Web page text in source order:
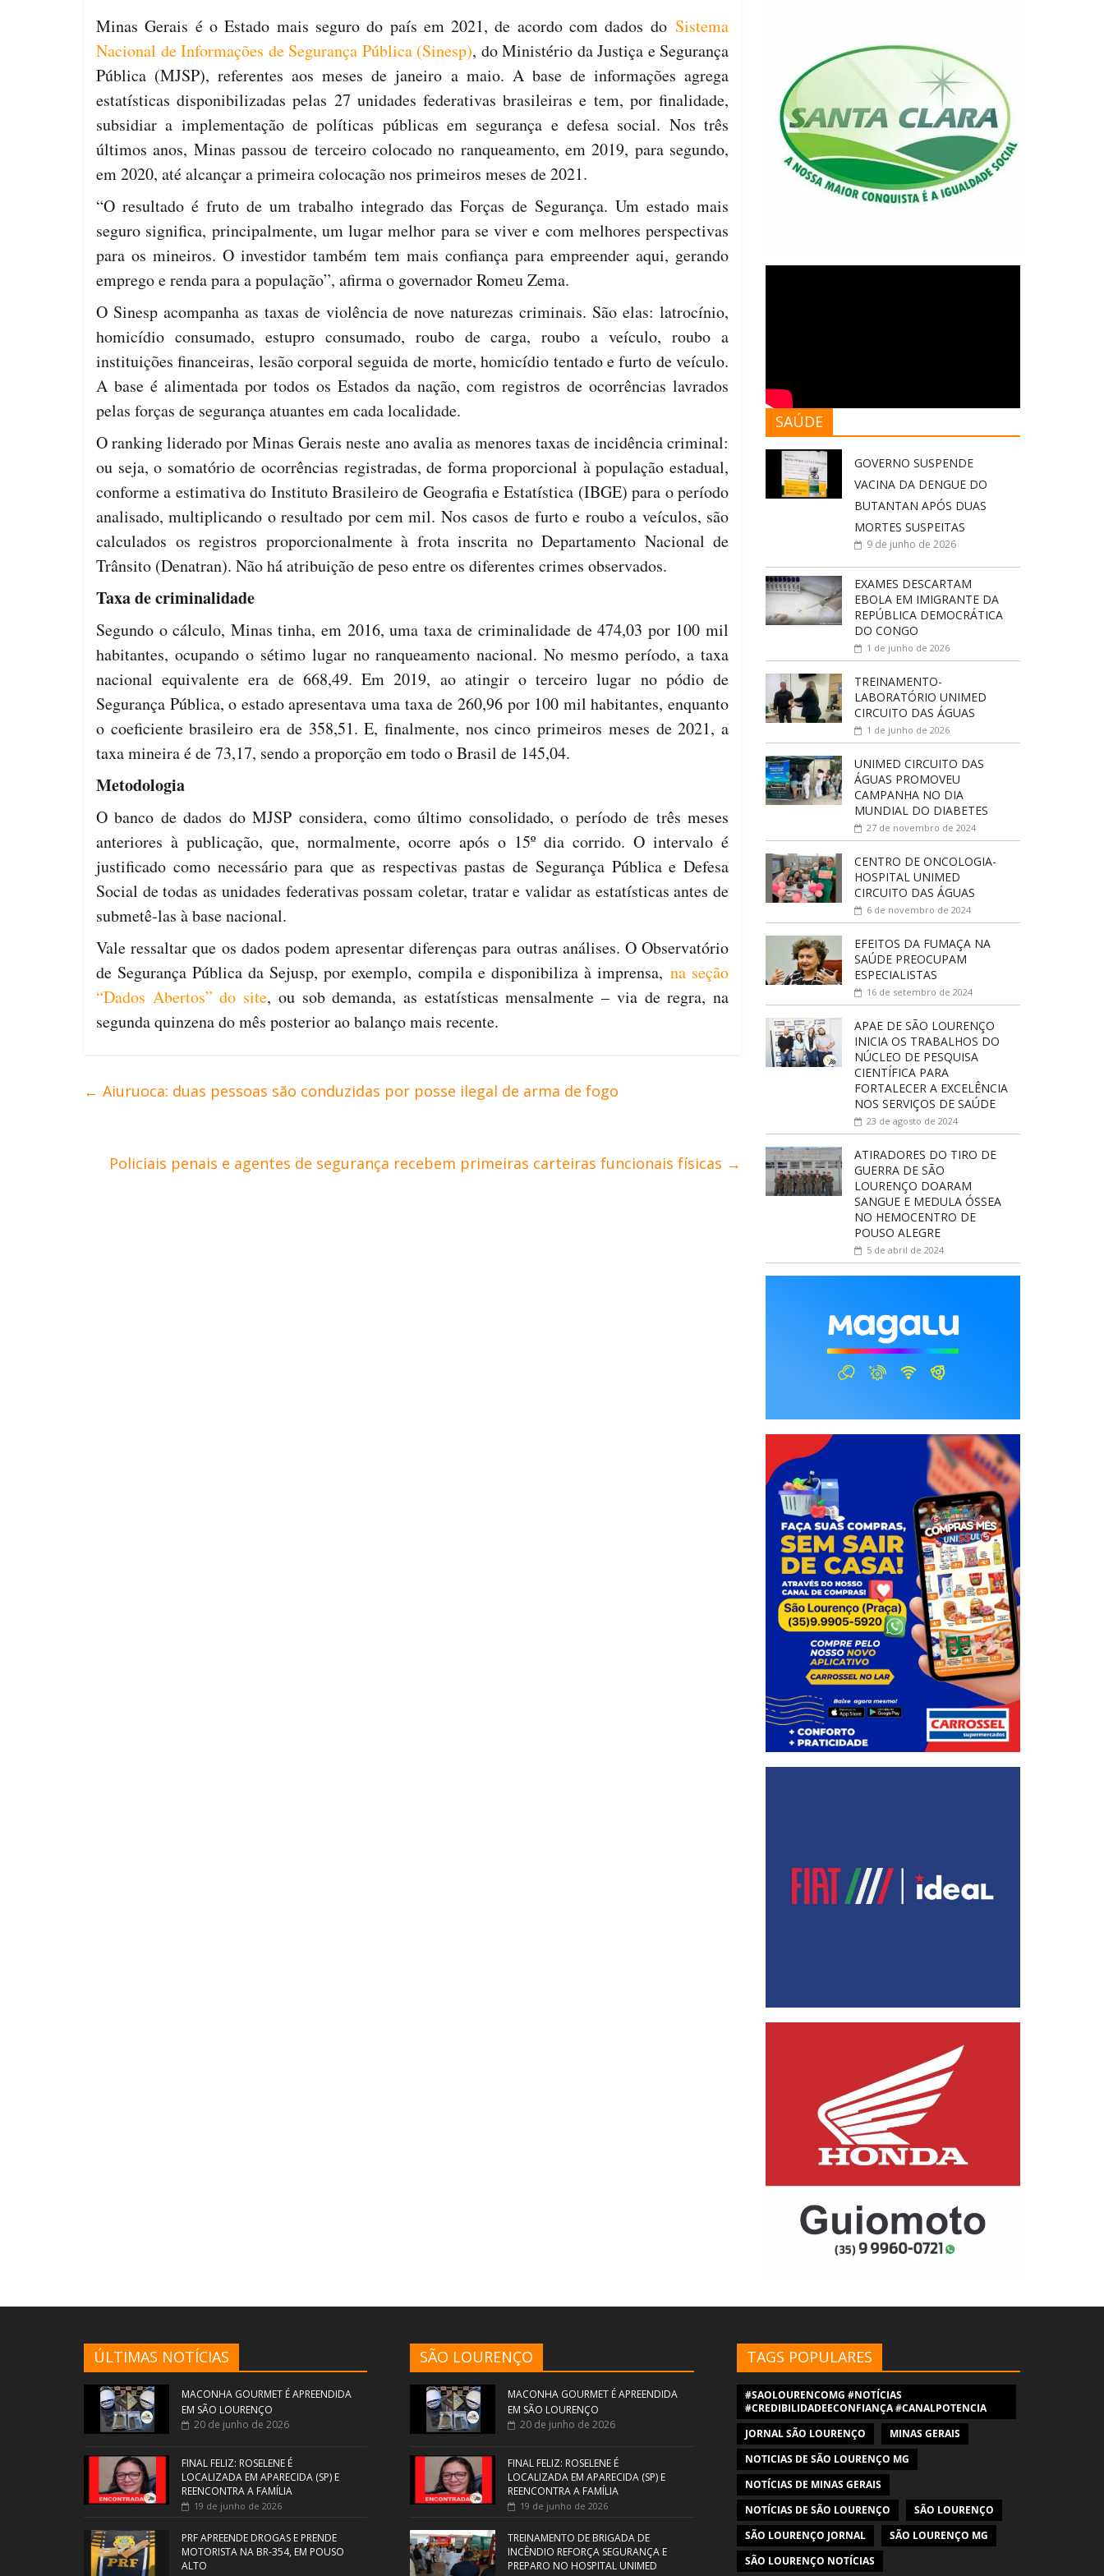
Minas Gerais é o Estado mais seguro do país em 2021, de acordo com dados do Sistema
Nacional de Informações de Segurança Pública (Sinesp), do Ministério da Justiça e Segurança
Pública (MJSP), referentes aos meses de janeiro a maio. A base de informações agrega
estatísticas disponibilizadas pelas 27 unidades federativas brasileiras e tem, por finalidade,
subsidiar a implementação de políticas públicas em segurança e defesa social. Nos três
últimos anos, Minas passou de terceiro colocado no ranqueamento, em 2019, para segundo,
em 2020, até alcançar a primeira colocação nos primeiros meses de 2021.
“O resultado é fruto de um trabalho integrado das Forças de Segurança. Um estado mais
seguro significa, principalmente, um lugar melhor para se viver e com melhores perspectivas
para os mineiros. O investidor também tem mais confiança para empreender aqui, gerando
emprego e renda para a população”, afirma o governador Romeu Zema.
O Sinesp acompanha as taxas de violência de nove naturezas criminais. São elas: latrocínio,
homicídio consumado, estupro consumado, roubo de carga, roubo a veículo, roubo a
instituições financeiras, lesão corporal seguida de morte, homicídio tentado e furto de veículo.
A base é alimentada por todos os Estados da nação, com registros de ocorrências lavrados
pelas forças de segurança atuantes em cada localidade.
O ranking liderado por Minas Gerais neste ano avalia as menores taxas de incidência criminal:
ou seja, o somatório de ocorrências registradas, de forma proporcional à população estadual,
conforme a estimativa do Instituto Brasileiro de Geografia e Estatística (IBGE) para o período
analisado, multiplicando o resultado por cem mil. Nos casos de furto e roubo a veículos, são
calculados os registros proporcionalmente à frota inscrita no Departamento Nacional de
Trânsito (Denatran). Não há atribuição de peso entre os diferentes crimes observados.
Taxa de criminalidade
Segundo o cálculo, Minas tinha, em 2016, uma taxa de criminalidade de 474,03 por 100 mil
habitantes, ocupando o sétimo lugar no ranqueamento nacional. No mesmo período, a taxa
nacional equivalente era de 668,49. Em 2019, ao atingir o terceiro lugar no pódio de
Segurança Pública, o estado apresentava uma taxa de 260,96 por 100 mil habitantes, enquanto
o coeficiente brasileiro era de 358,51. E, finalmente, nos cinco primeiros meses de 2021, a
taxa mineira é de 73,17, sendo a proporção em todo o Brasil de 145,04.
Metodologia
O banco de dados do MJSP considera, como último consolidado, o período de três meses
anteriores à publicação, que, normalmente, ocorre após o 15º dia corrido. O intervalo é
justificado como necessário para que as respectivas pastas de Segurança Pública e Defesa
Social de todas as unidades federativas possam coletar, tratar e validar as estatísticas antes de
submetê-las à base nacional.
Vale ressaltar que os dados podem apresentar diferenças para outras análises. O Observatório
de Segurança Pública da Sejusp, por exemplo, compila e disponibiliza à imprensa, na seção
“Dados Abertos” do site, ou sob demanda, as estatísticas mensalmente – via de regra, na
segunda quinzena do mês posterior ao balanço mais recente.
← Aiuruoca: duas pessoas são conduzidas por posse ilegal de arma de fogo
Policiais penais e agentes de segurança recebem primeiras carteiras funcionais físicas →
SAÚDE
GOVERNO SUSPENDE
VACINA DA DENGUE DO
BUTANTAN APÓS DUAS
MORTES SUSPEITAS
9 de junho de 2026
EXAMES DESCARTAM
EBOLA EM IMIGRANTE DA
REPÚBLICA DEMOCRÁTICA
DO CONGO
1 de junho de 2026
TREINAMENTO-
LABORATÓRIO UNIMED
CIRCUITO DAS ÁGUAS
1 de junho de 2026
UNIMED CIRCUITO DAS
ÁGUAS PROMOVEU
CAMPANHA NO DIA
MUNDIAL DO DIABETES
27 de novembro de 2024
CENTRO DE ONCOLOGIA-
HOSPITAL UNIMED
CIRCUITO DAS ÁGUAS
6 de novembro de 2024
EFEITOS DA FUMAÇA NA
SAÚDE PREOCUPAM
ESPECIALISTAS
16 de setembro de 2024
APAE DE SÃO LOURENÇO
INICIA OS TRABALHOS DO
NÚCLEO DE PESQUISA
CIENTÍFICA PARA
FORTALECER A EXCELÊNCIA
NOS SERVIÇOS DE SAÚDE
23 de agosto de 2024
ATIRADORES DO TIRO DE
GUERRA DE SÃO
LOURENÇO DOARAM
SANGUE E MEDULA ÓSSEA
NO HEMOCENTRO DE
POUSO ALEGRE
5 de abril de 2024
ÚLTIMAS NOTÍCIAS
MACONHA GOURMET É APREENDIDA
EM SÃO LOURENÇO
20 de junho de 2026
FINAL FELIZ: ROSELENE É
LOCALIZADA EM APARECIDA (SP) E
REENCONTRA A FAMÍLIA
19 de junho de 2026
PRF APREENDE DROGAS E PRENDE
MOTORISTA NA BR-354, EM POUSO
ALTO
SÃO LOURENÇO
MACONHA GOURMET É APREENDIDA
EM SÃO LOURENÇO
20 de junho de 2026
FINAL FELIZ: ROSELENE É
LOCALIZADA EM APARECIDA (SP) E
REENCONTRA A FAMÍLIA
19 de junho de 2026
TREINAMENTO DE BRIGADA DE
INCÊNDIO REFORÇA SEGURANÇA E
PREPARO NO HOSPITAL UNIMED
TAGS POPULARES
#SAOLOURENCOMG #NOTÍCIAS
#CREDIBILIDADEECONFIANÇA #CANALPOTENCIA
JORNAL SÃO LOURENÇO
MINAS GERAIS
NOTICIAS DE SÃO LOURENÇO MG
NOTÍCIAS DE MINAS GERAIS
NOTÍCIAS DE SÃO LOURENÇO
SÃO LOURENÇO
SÃO LOURENÇO JORNAL
SÃO LOURENÇO MG
SÃO LOURENÇO NOTÍCIAS